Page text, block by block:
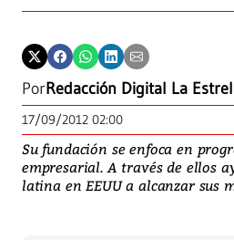
PorRedacción Digital La
17/09/2012 02:00
Su fundación se enfoca en
empresarial. A través de ellos
latina en EEUU a alcanzar sus